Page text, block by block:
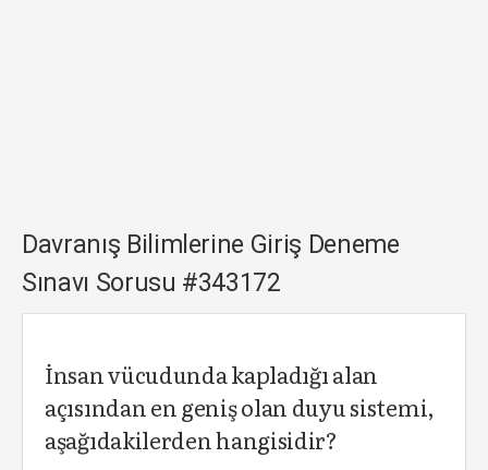
Davranış Bilimlerine Giriş Deneme
Sınavı Sorusu #343172
İnsan vücudunda kapladığı alan
açısından en geniş olan duyu sistemi,
aşağıdakilerden hangisidir?